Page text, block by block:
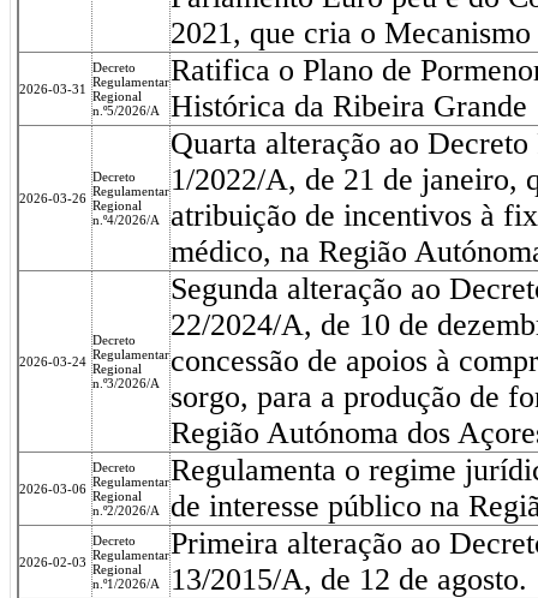
2021, que cria o
2026-03-31
Decreto
Regulamentar
Regional
n.º5/2026/A
Ratifica o Plano de
Histórica da Ribeira Grande
2026-03-26
Decreto
Regulamentar
Regional
n.º4/2026/A
Quarta alteração ao
1/2022/A, de 21 de janeiro,
atribuição de incentivos à
médico, na Região
2026-03-24
Decreto
Regulamentar
Regional
n.º3/2026/A
Segunda alteração ao
22/2024/A, de 10 de
concessão de apoios à
sorgo, para a produção de
Região Autónoma dos
2026-03-06
Decreto
Regulamentar
Regional
n.º2/2026/A
Regulamenta o regime
de interesse público na
2026-02-03
Decreto
Regulamentar
Regional
n.º1/2026/A
Primeira alteração ao
13/2015/A, de 12 de agosto.